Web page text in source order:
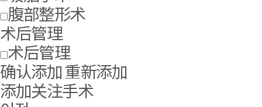
腹部整形术
术后管理
术后管理
确认添加重新添加
添加关注手术